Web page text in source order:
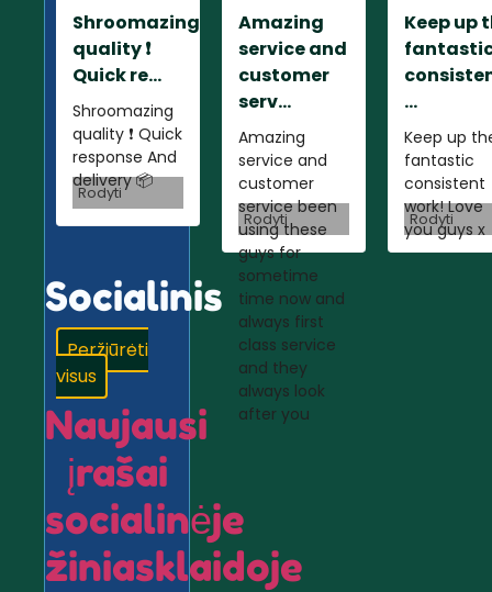
Shroomazing
quality ❗️
Quick re...
Shroomazing
quality ❗️ Quick
response And
delivery 📦
Rodyti
Amazing
service and
customer
serv...
Amazing
service and
customer
service been
using these
guys for
sometime
time now and
always first
class service
and they
always look
after you
Rodyti
Keep up
...
Keep up
fantastic
consistent
work! Love
you guys x
Rodyti
Socialinis
Peržiūrėti
visus
Naujausi
įrašai
socialinėje
žiniasklaidoje